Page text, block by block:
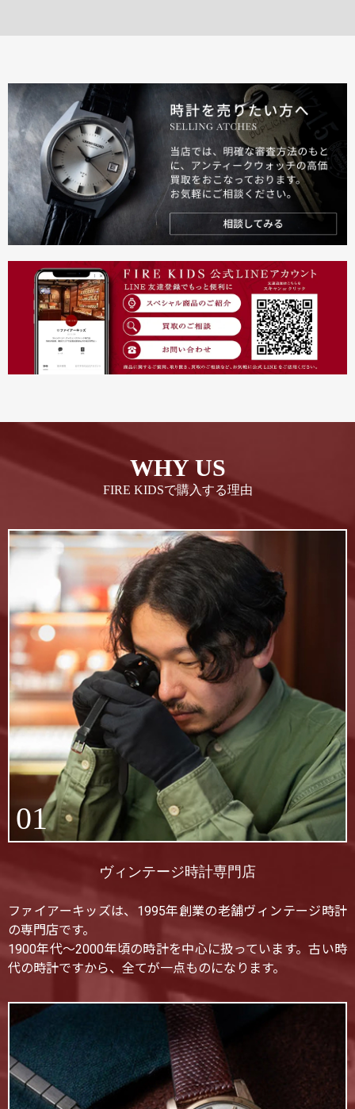
WHY US
FIRE KIDSで購入する理由
01
ヴィンテージ時計専門店
ファイアーキッズは、1995年創業の老舗ヴィンテージ時計
の専門店です。
1900年代〜2000年頃の時計を中心に扱っています。古い時
代の時計ですから、全てが一点ものになります。